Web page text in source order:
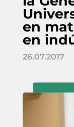
en
en
26.07.2017